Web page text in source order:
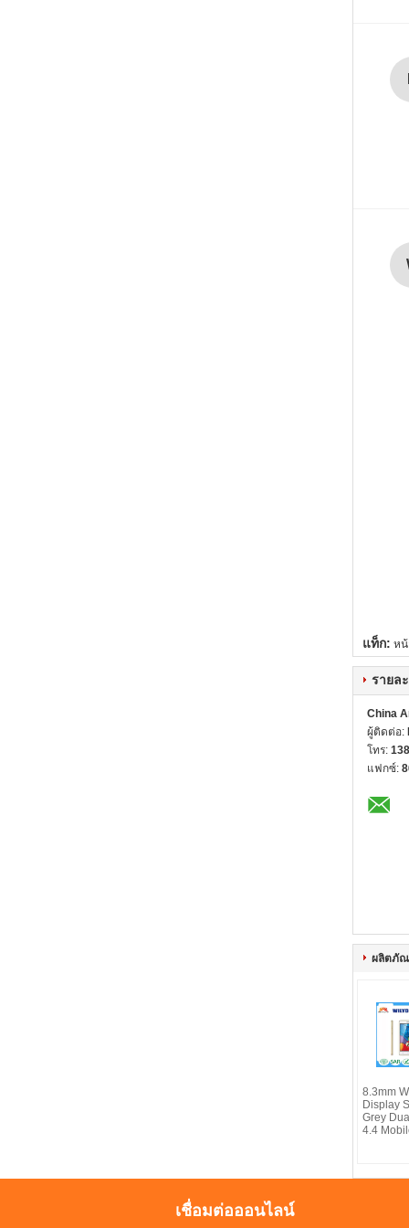
แท็ก: หน้
รายล
China
ผู้ติดต่อ:
โทร:
แฟกซ์:
ผลิตภั
8.3mm
Display
Grey
4.4
เชื่อมต่อออนไลน์